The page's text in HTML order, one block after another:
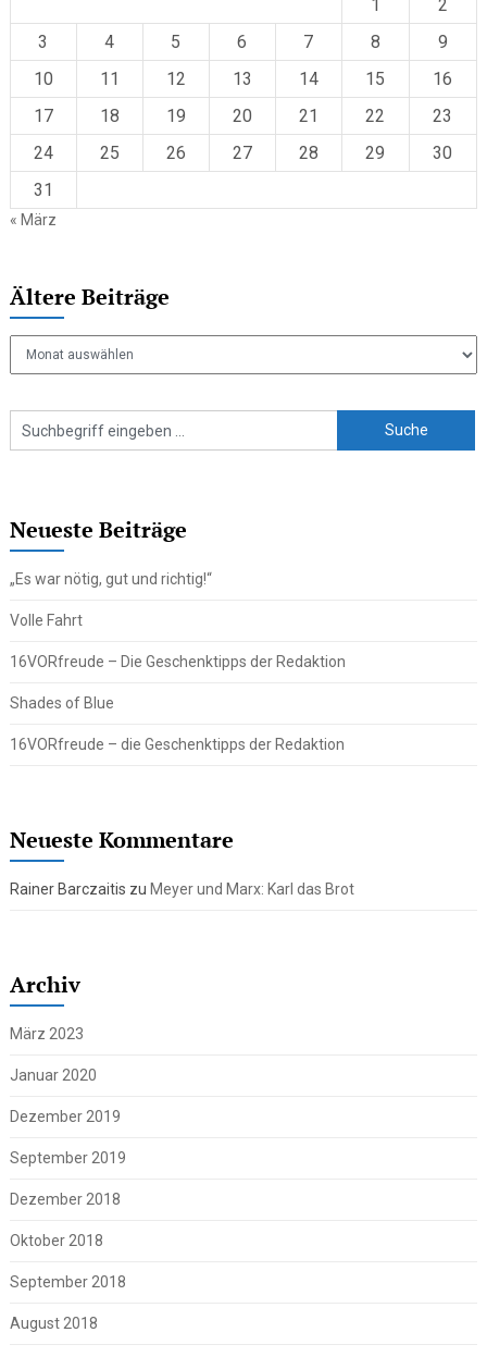
1
2
3
4 5 6 7 8
9
10
11 12 13 14 15
16
17
18 19 20 21 22
23
24
25 26 27 28 29
30
31
« März
Ältere Beiträge
Ältere
Neueste Beiträge
„Es war nötig, gut und richtig!“
Volle Fahrt
16VORfreude – Die Geschenktipps der Redaktion
Shades of Blue
16VORfreude – die Geschenktipps der Redaktion
Neueste Kommentare
Rainer Barczaitis zu Meyer und Marx: Karl das Brot
Archiv
März 2023
Januar 2020
Dezember 2019
September 2019
Dezember 2018
Oktober 2018
September 2018
August 2018